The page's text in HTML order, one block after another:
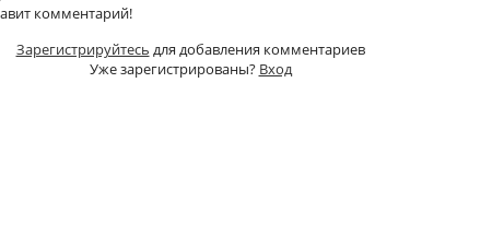
комментарий!
Зарегистрируйтесь для добавления комментариев
Уже зарегистрированы? Вход